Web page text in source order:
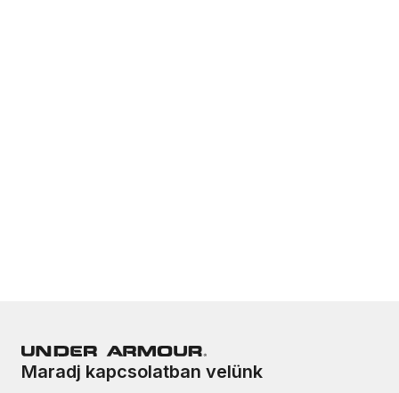
Maradj kapcsolatban velünk